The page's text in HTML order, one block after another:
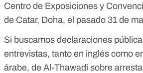
Centro de Exposiciones y
de Catar, Doha, el pasado 31 de
Si buscamos declaraciones
entrevistas, tanto en inglés como
árabe, de Al-Thawadi sobre